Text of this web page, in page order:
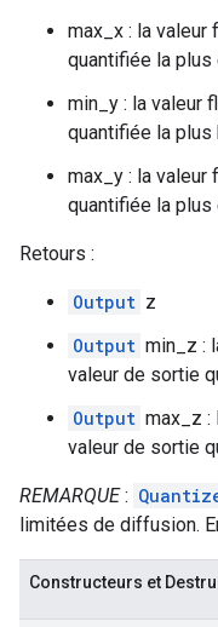
max_x : la valeur
quantifiée la plus
min_y : la valeur
quantifiée la plus
max_y : la valeur
quantifiée la plus
Retours :
Output z
Output min_z :
valeur de sortie
Output max_z :
valeur de sortie
REMARQUE:
limitées de diffusion.
Constructeurs et